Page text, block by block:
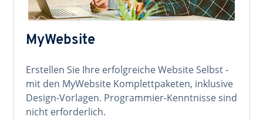
MyWebsite
Erstellen Sie Ihre erfolgreiche Website Selbst -
mit den MyWebsite Komplettpaketen, inklusive
Design-Vorlagen. Programmier-Kenntnisse sind
nicht erforderlich.